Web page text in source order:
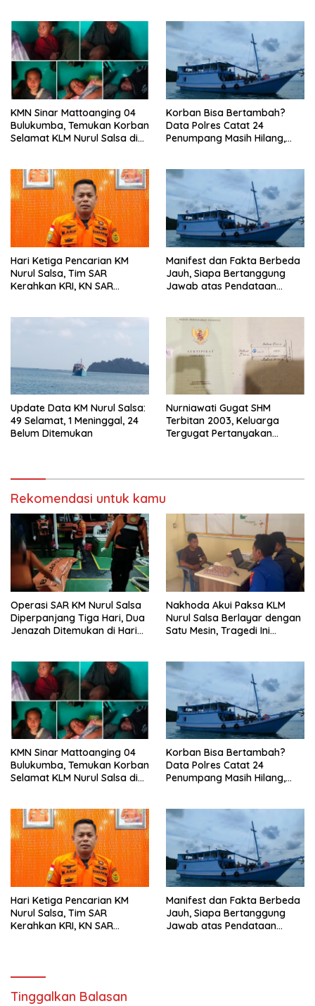
‎KMN Sinar Mattoanging 04
Bulukumba, Temukan Korban
Selamat KLM Nurul Salsa di
Mata”lang
‎Korban Bisa Bertambah?
Data Polres Catat 24
Penumpang Masih Hilang,
Hari Ketiga Pencarian KM
Nurul Salsa, Tim SAR
Kerahkan KRI, KN SAR
Manifest dan Fakta Berbeda
Jauh, Siapa Bertanggung
Jawab atas Pendataan
Update Data KM Nurul Salsa:
49 Selamat, 1 Meninggal, 24
Belum Ditemukan
Nurniawati Gugat SHM
Terbitan 2003, Keluarga
Tergugat Pertanyakan
Rekomendasi untuk kamu
Operasi SAR KM Nurul Salsa
Diperpanjang Tiga Hari, Dua
Jenazah Ditemukan di Hari
‎Nakhoda Akui Paksa KLM
Nurul Salsa Berlayar dengan
Satu Mesin, Tragedi Ini
‎KMN Sinar Mattoanging 04
Bulukumba, Temukan Korban
Selamat KLM Nurul Salsa di
Mata”lang
‎Korban Bisa Bertambah?
Data Polres Catat 24
Penumpang Masih Hilang,
Hari Ketiga Pencarian KM
Nurul Salsa, Tim SAR
Kerahkan KRI, KN SAR
Manifest dan Fakta Berbeda
Jauh, Siapa Bertanggung
Jawab atas Pendataan
Tinggalkan Balasan